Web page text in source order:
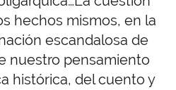
hechos mismos, en la
escandalosa de
nuestro pensamiento
histórica, del cuento y